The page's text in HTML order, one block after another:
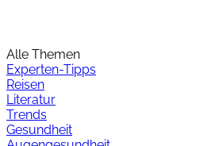
Alle Themen
Experten-Tipps
Reisen
Literatur
Trends
Gesundheit